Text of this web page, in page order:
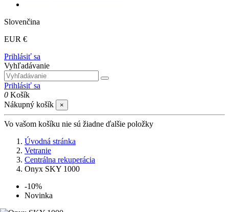
Slovenčina
EUR €
Prihlásiť sa
Vyhľadávanie
Prihlásiť sa
0 Košík
Nákupný košík
×
Vo vašom košíku nie sú žiadne ďalšie položky
Úvodná stránka
Vetranie
Centrálna rekuperácia
Onyx SKY 1000
-10%
Novinka